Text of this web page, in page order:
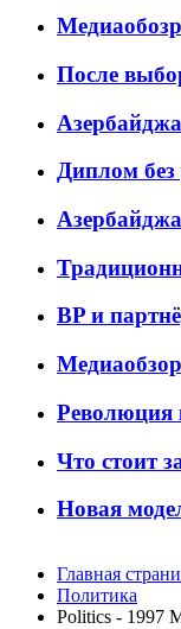
После
Диплом без
BP и
Революция
Что стоит
Новая
Главная
Политика
Politics - 1997